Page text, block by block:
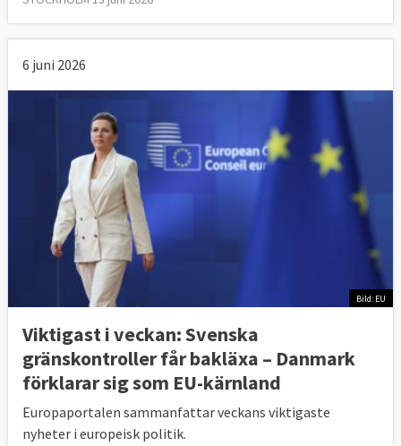
6 juni 2026
Bild: EU
Viktigast i veckan: Svenska
gränskontroller får bakläxa – Danmark
förklarar sig som EU-kärnland
Europaportalen sammanfattar veckans viktigaste
nyheter i europeisk politik.